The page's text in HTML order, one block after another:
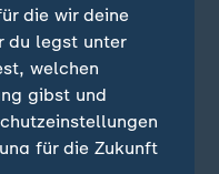
die wir deine
du legst unter
welchen
gibst und
für die Zukunft